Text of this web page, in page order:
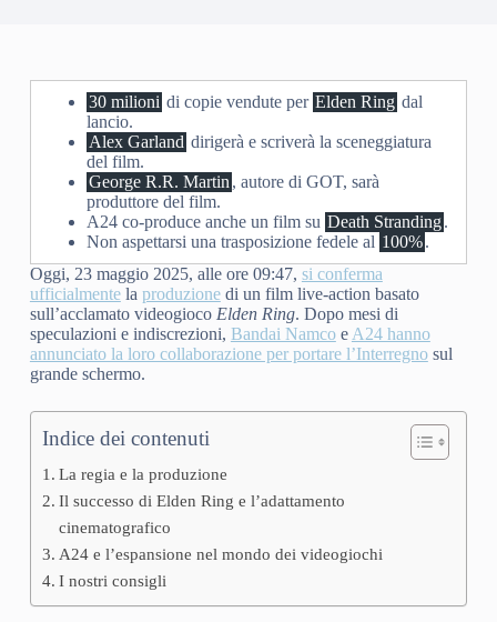
30 milioni di copie vendute per Elden Ring dal
lancio.
Alex Garland dirigerà e scriverà la sceneggiatura
del film.
George R.R. Martin , autore di GOT, sarà
produttore del film.
A24 co-produce anche un film su Death Stranding.
Non aspettarsi una trasposizione fedele al 100%.
Oggi, 23 maggio 2025, alle ore 09:47, si conferma
ufficialmentela produzionedi un film live-action basato
sull’acclamato videogioco Elden Ring. Dopo mesi di
speculazioni e indiscrezioni, Bandai Namcoe A24 hanno
annunciato la loro collaborazione per portare l’Interregnosul
grande schermo.
Indice dei contenuti
La regia e la produzione
Il successo di Elden Ring e l’adattamento
cinematografico
A24 e l’espansione nel mondo dei videogiochi
I nostri consigli